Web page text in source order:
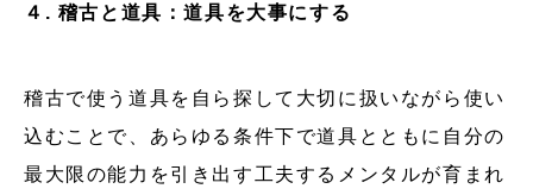
４. 稽古と道具：道具を大事にする
稽古で使う道具を自ら探して大切に扱いながら使い
込むことで、あらゆる条件下で道具とともに自分の
最大限の能力を引き出す工夫するメンタルが育まれ